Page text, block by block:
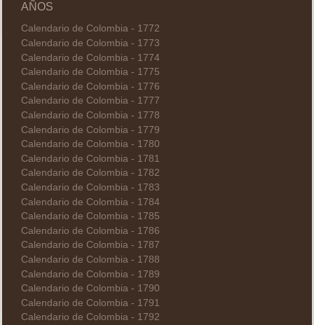
AÑOS
Calendario de Colombia - 1772
Calendario de Colombia - 1773
Calendario de Colombia - 1774
Calendario de Colombia - 1775
Calendario de Colombia - 1776
Calendario de Colombia - 1777
Calendario de Colombia - 1778
Calendario de Colombia - 1779
Calendario de Colombia - 1780
Calendario de Colombia - 1781
Calendario de Colombia - 1782
Calendario de Colombia - 1783
Calendario de Colombia - 1784
Calendario de Colombia - 1785
Calendario de Colombia - 1786
Calendario de Colombia - 1787
Calendario de Colombia - 1788
Calendario de Colombia - 1789
Calendario de Colombia - 1790
Calendario de Colombia - 1791
Calendario de Colombia - 1792